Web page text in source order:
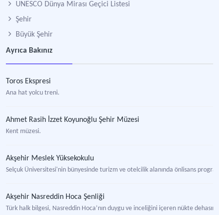
UNESCO Dünya Mirası Geçici Listesi
Şehir
Büyük Şehir
Ayrıca Bakınız
Toros Ekspresi
Ana hat yolcu treni.
Ahmet Rasih İzzet Koyunoğlu Şehir Müzesi
Kent müzesi.
Akşehir Meslek Yüksekokulu
Selçuk Üniversitesi'nin bünyesinde turizm ve otelcilik alanında önlisans
Akşehir Nasreddin Hoca Şenliği
Türk halk bilgesi, Nasreddin Hoca’nın duygu ve inceliğini içeren nükte